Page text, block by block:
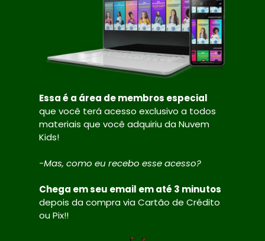
Essa é a área de membros especial
que você terá acesso exclusivo a todos
materiais que você adquiriu da Nuvem
Kids!
-Mas, como eu recebo esse acesso?
Chega em seu email em até 3 minutos
depois da compra via Cartão de Crédito
ou Pix!!